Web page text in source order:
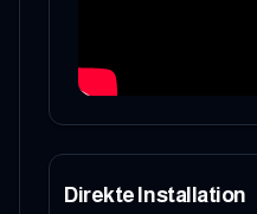
Direkte Installation